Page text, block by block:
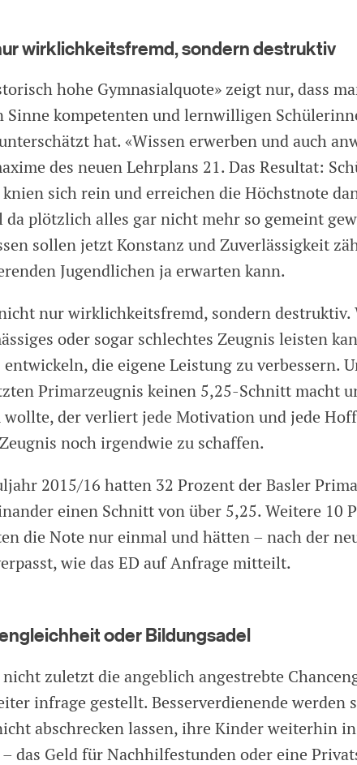
wirklichkeitsfremd, sondern destruktiv
hohe Gymnasialquote» zeigt nur, dass
Sinne kompetenten und lernwilligen
hat. «Wissen erwerben und auch
des neuen Lehrplans 21. Das Resultat:
knien sich rein und erreichen die Höchstnote
da plötzlich alles gar nicht mehr so gemeint
sollen jetzt Konstanz und Zuverlässigkeit
Jugendlichen ja erwarten kann.
nur wirklichkeitsfremd, sondern destruktiv.
oder sogar schlechtes Zeugnis leisten
die eigene Leistung zu verbessern.
Primarzeugnis keinen 5,25-Schnitt macht
wollte, der verliert jede Motivation und jede
noch irgendwie zu schaffen.
2015/16 hatten 32 Prozent der Basler
einen Schnitt von über 5,25. Weitere 10
die Note nur einmal und hätten – nach der
wie das ED auf Anfrage mitteilt.
oder Bildungsadel
zuletzt die angeblich angestrebte
infrage gestellt. Besserverdienende werden
abschrecken lassen, ihre Kinder weiterhin
das Geld für Nachhilfestunden oder eine